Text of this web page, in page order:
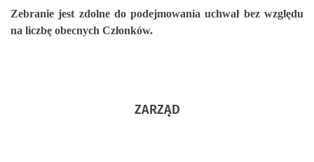
Zebranie jest zdolne do podejmowania uchwał bez względu
na liczbę obecnych Członków.
ZARZĄD